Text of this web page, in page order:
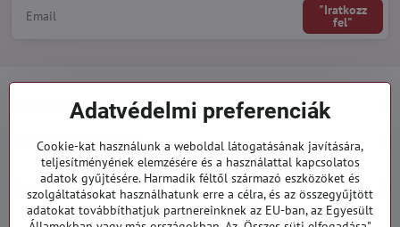
"Iratkozz
fel"
Minden a vásárlásról
Megrendelések
Kategóriák
Adatvédelmi preferenciák
Cookie-kat használunk a weboldal látogatásának javítására,
teljesítményének elemzésére és a használattal kapcsolatos
adatok gyűjtésére. Harmadik féltől származó eszközöket és
szolgáltatásokat használhatunk erre a célra, és az összegyűjtött
adatokat továbbíthatjuk partnereinknek az EU-ban, az Egyesült